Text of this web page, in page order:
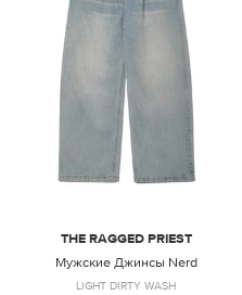
THE RAGGED PRIEST
Мужские Джинсы Nerd
LIGHT DIRTY WASH